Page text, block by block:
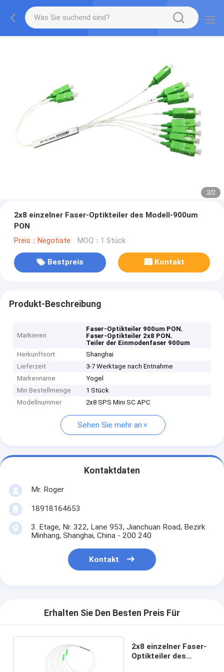
2/2
2x8 einzelner Faser-Optikteiler des Modell-900um
PON
Preis：Negotiate MOQ：1 Stück
Bestpreis Kontakt
Produkt-Beschreibung
Markieren
Faser-Optikteiler 900um PON,
Faser-Optikteiler 2x8 PON,
Teiler der Einmodenfaser 900um
Herkunftsort
Shanghai
Lieferzeit
3-7 Werktage nach Entnahme
Markenname
Yogel
Min Bestellmenge
1 Stück
Modellnummer
2x8 SPS Mini SC APC
Sehen Sie mehr an
Kontaktdaten
Mr. Roger
18918164653
3. Etage, Nr. 322, Lane 953, Jianchuan Road, Bezirk
Minhang, Shanghai, China - 200 240
Kontakt
Erhalten Sie Den Besten Preis Für
2x8 einzelner Faser-
Optikteiler des